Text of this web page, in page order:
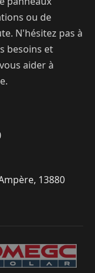
ou de
N'hésitez pas à
besoins et
aider à
13880